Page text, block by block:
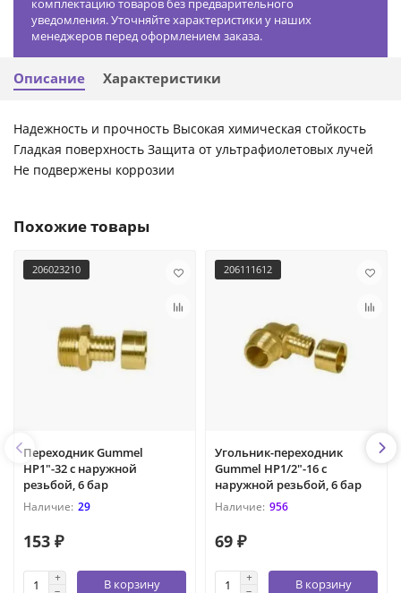
комплектацию товаров без предварительного
уведомления. Уточняйте характеристики у наших
менеджеров перед оформлением заказа.
Описание Характеристики
Надежность и прочность Высокая химическая стойкость
Гладкая поверхность Защита от ультрафиолетовых лучей
Не подвержены коррозии
Похожие товары
206023210
Переходник Gummel
НР1"-32 с наружной
резьбой, 6 бар
29
153 ₽
В корзину
206111612
Угольник-переходник
Gummel НР1/2"-16 с
наружной резьбой, 6 бар
956
69 ₽
В корзину